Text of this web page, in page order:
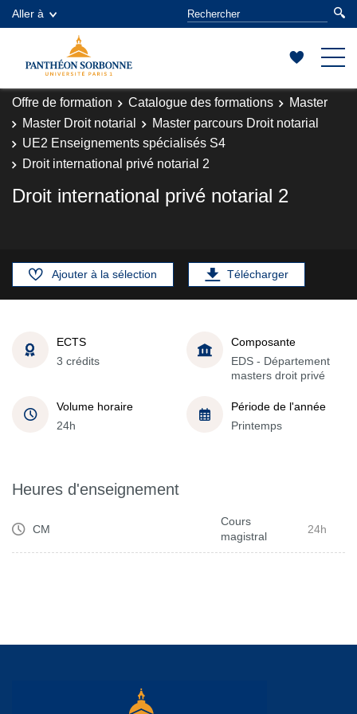
Aller à
Offre de formation Catalogue des formations
Master
Master Droit notarial
Master parcours Droit notarial
UE2 Enseignements spécialisés S4
Droit international privé notarial 2
Droit international privé notarial 2
Ajouter à la sélection Télécharger
ECTS
3 crédits
Composante
EDS - Département
masters droit privé
Volume horaire
24h
Période de l'année
Printemps
Heures d'enseignement
CM
Cours
magistral
24h